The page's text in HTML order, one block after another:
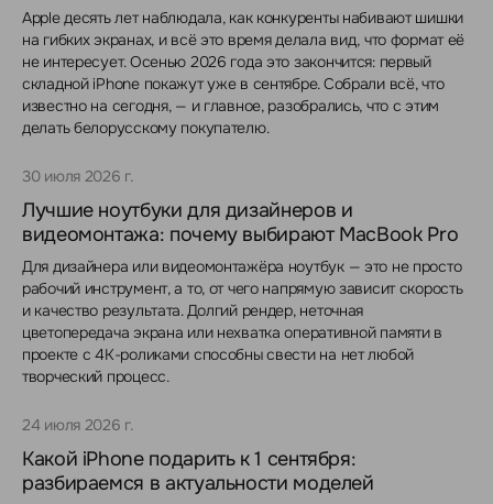
Apple десять лет наблюдала, как конкуренты набивают шишки
на гибких экранах, и всё это время делала вид, что формат её
не интересует. Осенью 2026 года это закончится: первый
складной iPhone покажут уже в сентябре. Собрали всё, что
известно на сегодня, — и главное, разобрались, что с этим
делать белорусскому покупателю.
30 июля 2026 г.
Лучшие ноутбуки для дизайнеров и
видеомонтажа: почему выбирают MacBook Pro
Для дизайнера или видеомонтажёра ноутбук — это не просто
рабочий инструмент, а то, от чего напрямую зависит скорость
и качество результата. Долгий рендер, неточная
цветопередача экрана или нехватка оперативной памяти в
проекте с 4K-роликами способны свести на нет любой
творческий процесс.
24 июля 2026 г.
Какой iPhone подарить к 1 сентября:
разбираемся в актуальности моделей